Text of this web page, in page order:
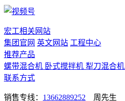
宏工相关网站
集团官网 英文网站 工程中心
推荐产品
螺带混合机 卧式搅拌机 犁刀混合机
联系方式
销售专线： 13662889252 周先生